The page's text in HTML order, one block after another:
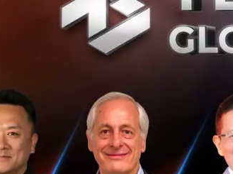
ส่ว
การเตรียมตัวก่อนฉีดประมาณ
คาเฟอีน แอลกอฮอล์ และน้ำอั
ชั่วโมง